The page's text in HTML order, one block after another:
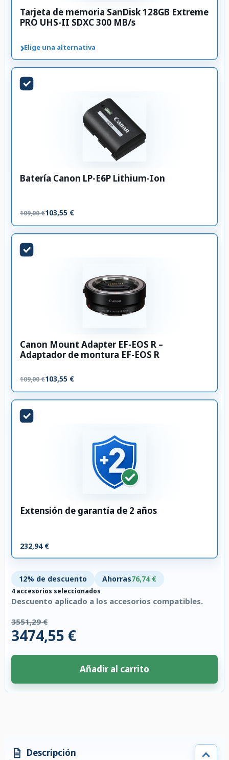
Tarjeta de memoria SanDisk 128GB Extreme
PRO UHS-II SDXC 300 MB/s
›Elige una alternativa
Batería Canon LP-E6P Lithium-Ion
109,00 €103,55 €
Canon Mount Adapter EF-EOS R –
Adaptador de montura EF-EOS R
109,00 €103,55 €
Extensión de garantía de 2 años
232,94 €
12% de descuento Ahorras76,74 €
4 accesorios seleccionados
Descuento aplicado a los accesorios compatibles.
3551,29 €
3474,55 €
Añadir al carrito
Descripción